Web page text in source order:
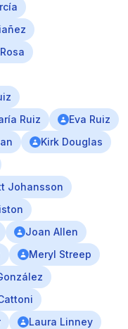
Ruiz
Eva Ruiz
Kirk Douglas
Johansson
Joan Allen
Meryl Streep
Laura Linney